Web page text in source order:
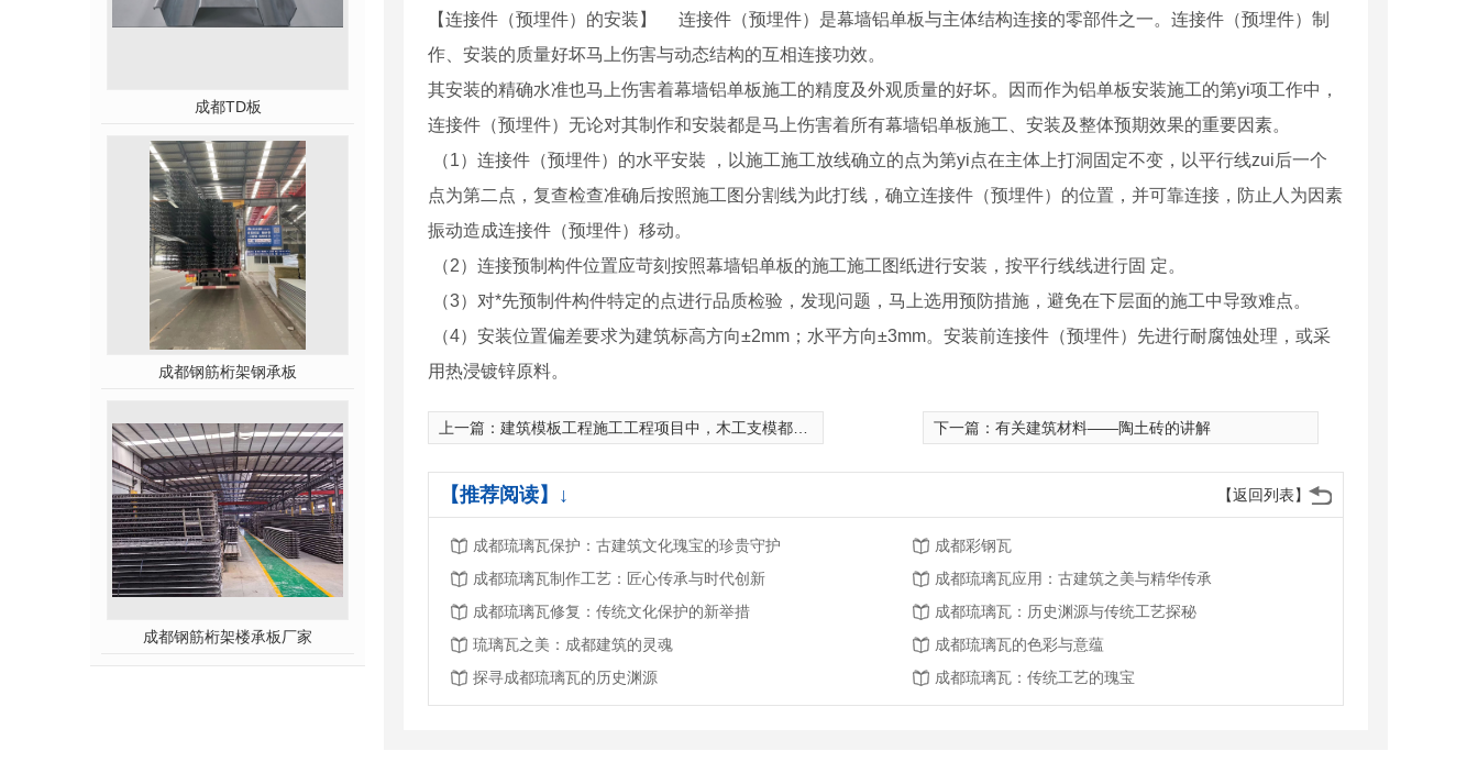
成都TD板
成都钢筋桁架钢承板
成都钢筋桁架楼承板厂家
【连接件（预埋件）的安装】 连接件（预埋件）是幕墙铝单板与主体结构连接的零部件之一。连接件（预埋件）制
作、安装的质量好坏马上伤害与动态结构的互相连接功效。
其安装的精确水准也马上伤害着幕墙铝单板施工的精度及外观质量的好坏。因而作为铝单板安装施工的第yi项工作中，
连接件（预埋件）无论对其制作和安裝都是马上伤害着所有幕墙铝单板施工、安装及整体预期效果的重要因素。
（1）连接件（预埋件）的水平安裝 ，以施工施工放线确立的点为第yi点在主体上打洞固定不变，以平行线zui后一个
点为第二点，复查检查准确后按照施工图分割线为此打线，确立连接件（预埋件）的位置，并可靠连接，防止人为因素
振动造成连接件（预埋件）移动。
（2）连接预制构件位置应苛刻按照幕墙铝单板的施工施工图纸进行安装，按平行线线进行固 定。
（3）对*先预制件构件特定的点进行品质检验，发现问题，马上选用预防措施，避免在下层面的施工中导致难点。
（4）安装位置偏差要求为建筑标高方向±2mm；水平方向±3mm。安装前连接件（预埋件）先进行耐腐蚀处理，或采
用热浸镀锌原料。
上一篇： 建筑模板工程施工工程项目中，木工支模都务必留意哪些细节？ 下一篇： 有关建筑材料——陶土砖的讲解
【返回列表】
【推荐阅读】↓
成都琉璃瓦保护：古建筑文化瑰宝的珍贵守护
成都彩钢瓦
成都琉璃瓦制作工艺：匠心传承与时代创新
成都琉璃瓦应用：古建筑之美与精华传承
成都琉璃瓦修复：传统文化保护的新举措
成都琉璃瓦：历史渊源与传统工艺探秘
琉璃瓦之美：成都建筑的灵魂
成都琉璃瓦的色彩与意蕴
探寻成都琉璃瓦的历史渊源
成都琉璃瓦：传统工艺的瑰宝